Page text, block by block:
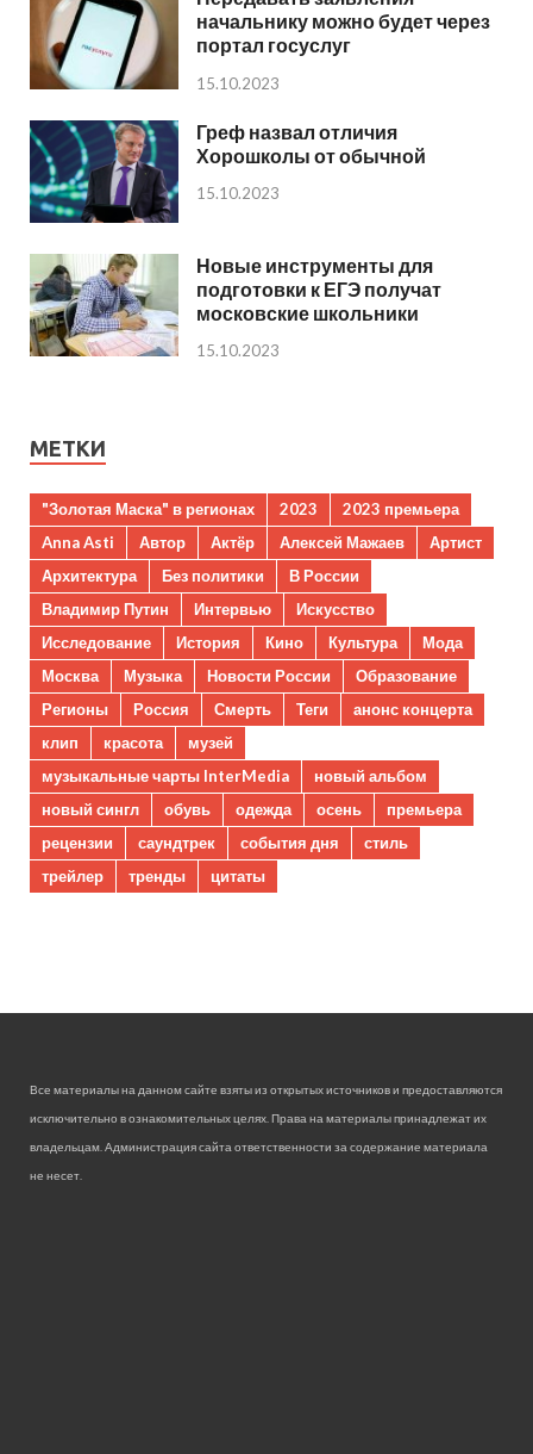
начальнику можно будет через
портал госуслуг
15.10.2023
Греф назвал отличия
Хорошколы от обычной
15.10.2023
Новые инструменты для
подготовки к ЕГЭ получат
московские школьники
15.10.2023
МЕТКИ
"Золотая Маска" в регионах 2023
2023 премьера
Anna Asti
Автор Актёр Алексей Мажаев
Артист
Архитектура
Без политики
В России
Владимир Путин
Интервью
Искусство
Исследование
История Кино Культура
Мода
Москва
Музыка Новости России
Образование
Регионы
Россия Смерть Теги
анонс концерта
клип
красота
музей
музыкальные чарты InterMedia
новый альбом
новый сингл
обувь одежда осень
премьера
рецензии
саундтрек события дня
стиль
трейлер
тренды цитаты
Все материалы на данном сайте взяты из открытых источников и предоставляются
исключительно в ознакомительных целях. Права на материалы принадлежат их
владельцам. Администрация сайта ответственности за содержание материала
не несет.